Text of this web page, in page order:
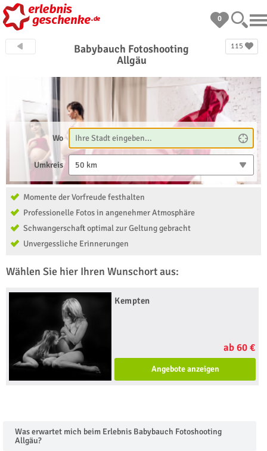
0
115
Babybauch Fotoshooting
Allgäu
Wo
Umkreis 50 km
Momente der Vorfreude festhalten
Professionelle Fotos in angenehmer Atmosphäre
Schwangerschaft optimal zur Geltung gebracht
Unvergessliche Erinnerungen
Wählen Sie hier Ihren Wunschort aus:
Kempten
ab 60 €
Angebote anzeigen
Was erwartet mich beim Erlebnis Babybauch Fotoshooting
Allgäu?